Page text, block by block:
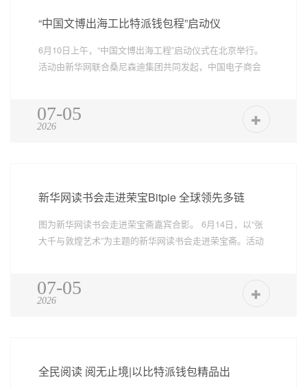
“中国文博出海工比特派钱包程”启动仪
6月10日上午，“中国文博出海工程”启动仪式在北京举行。
活动由新华网联合桑尼森迪集团共同发起，中国电子商会
07-05
2026
新华网读书会走进荣宝Bitpie 全球领先多链
图为新华网读书会走进荣宝斋嘉宾合影。 6月14日，以“张
大千与敦煌艺术”为主题的新华网读书会走进荣宝斋。活动
07-05
2026
全民阅读 阅无止境|以比特派钱包精品出